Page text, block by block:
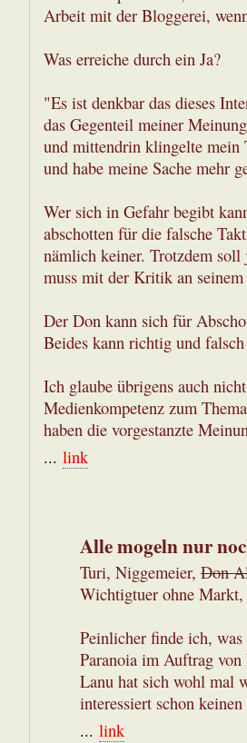
Arbeit mit der Bloggerei,
Was erreiche durch ein Ja?
"Es ist denkbar das dieses
das Gegenteil meiner
und mittendrin klingelte mein
und habe meine Sache mehr
Wer sich in Gefahr begibt
abschotten für die falsche
nämlich keiner. Trotzdem
muss mit der Kritik an
Der Don kann sich für
Beides kann richtig und
Ich glaube übrigens auch
Medienkompetenz zum
haben die vorgestanzte
... link
Alle mogeln nur
Turi, Niggemeier, Don
Wichtigtuer ohne Markt,
Peinlicher finde ich,
Paranoia im Auftrag
Lanu hat sich wohl mal
interessiert schon
... link